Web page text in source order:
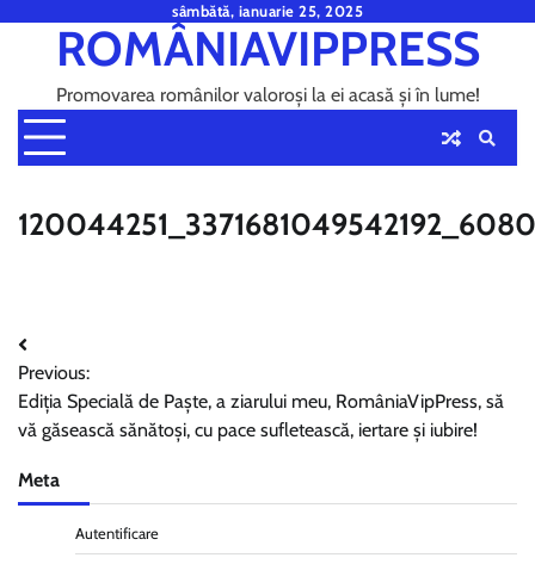
content
sâmbătă, ianuarie 25, 2025
ROMÂNIAVIPPRESS
Promovarea românilor valoroși la ei acasă și în lume!
Navigare
în
articole
Previous:
Ediția Specială de Paște, a ziarului meu, RomâniaVipPress, să
vă găsească sănătoși, cu pace sufletească, iertare și iubire!
Meta
Autentificare